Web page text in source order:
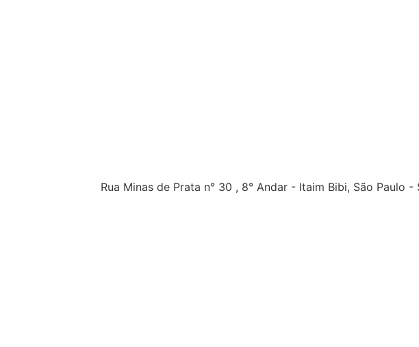
Rua Minas de Prata n° 30 , 8° Andar - Itaim Bibi, São Paulo -